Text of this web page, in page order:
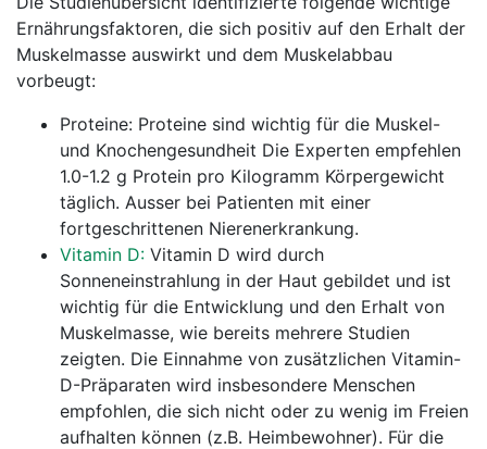
Ernährungsfaktoren, die sich positiv auf den Erhalt der
Muskelmasse auswirkt und dem Muskelabbau
vorbeugt:
Proteine: Proteine sind wichtig für die Muskel-
und Knochengesundheit Die Experten empfehlen
1.0-1.2 g Protein pro Kilogramm Körpergewicht
täglich. Ausser bei Patienten mit einer
fortgeschrittenen Nierenerkrankung.
Vitamin D: Vitamin D wird durch
Sonneneinstrahlung in der Haut gebildet und ist
wichtig für die Entwicklung und den Erhalt von
Muskelmasse, wie bereits mehrere Studien
zeigten. Die Einnahme von zusätzlichen Vitamin-
D-Präparaten wird insbesondere Menschen
empfohlen, die sich nicht oder zu wenig im Freien
aufhalten können (z.B. Heimbewohner). Für die